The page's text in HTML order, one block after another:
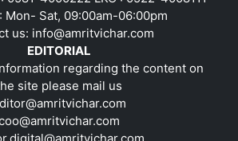
Mon- Sat, 09:00am-06:00pm
us: info@amritvichar.com
EDITORIAL
regarding the content on
site please mail us